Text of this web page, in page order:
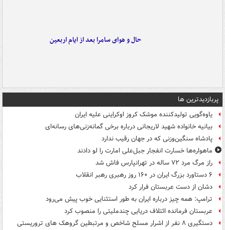
حال و هوای سامرا بعد از ایام اربعین
پربازدیدترین ها
یاوه‌گویی تولیدکننده موشک کروز اوکراینی علیه ایران
بیانیه خانواده شهید لاریجانی درباره برخی گمانه‌زنی‌های رسانه‌ای
پادشاه سنگین‌وزنی که در جهان رقیب ندارد
ماهواره‌ها خسارت انفجار جبل‌علی امارت را لو دادند
راز مرگ مرد ۷۲ ساله در تهرانپارس فاش شد
۶ دستاورد بزرگ ایران در ۱۶۰ روز رهبری رهبر انقلاب
دشان از دست عربستان فرار کرد
ترامپ: همه چیز درباره ایران به طور استثنایی خوب پیش می‌رود
عربستان فرمانده ائتلاف دریایی چندملیتی را منصوب کرد
دستگیری ۸ نفر از اشرار مسلح شاخص و مرتبطین گروهک های تروریستی